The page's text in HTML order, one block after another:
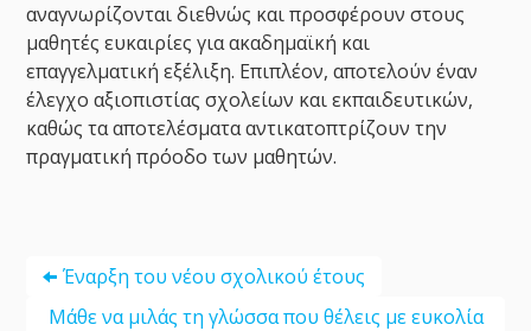
αναγνωρίζονται διεθνώς και προσφέρουν στους
μαθητές ευκαιρίες για ακαδημαϊκή και
επαγγελματική εξέλιξη. Επιπλέον, αποτελούν έναν
έλεγχο αξιοπιστίας σχολείων και εκπαιδευτικών,
καθώς τα αποτελέσματα αντικατοπτρίζουν την
πραγματική πρόοδο των μαθητών.
Έναρξη του νέου σχολικού έτους
Μάθε να μιλάς τη γλώσσα που θέλεις με ευκολία